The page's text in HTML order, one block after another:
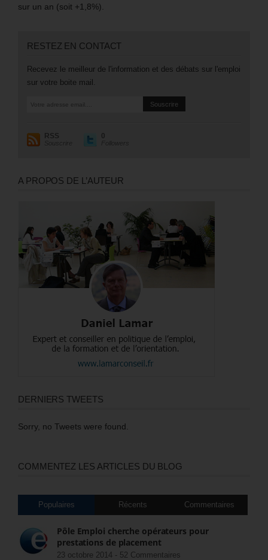
sur un an (soit +1,8%).
RESTEZ EN CONTACT
Recevez le meilleur de l'information et des débats sur l'emploi
sur votre boite mail.
RSS
Souscrire
0
Followers
A PROPOS DE L’AUTEUR
DERNIERS TWEETS
Sorry, no Tweets were found.
COMMENTEZ LES ARTICLES DU BLOG
Populaires Récents Commentaires
Pôle Emploi cherche opérateurs pour
prestations de placement
23 octobre 2014 - 52 Commentaires